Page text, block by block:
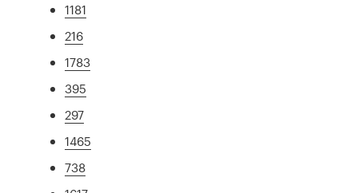
1181
216
1783
395
297
1465
738